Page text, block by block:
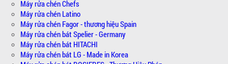
Máy rửa chén Chefs
Máy rửa chén Latino
Máy rửa chén Fagor - thương hiệu Spain
Máy rửa chén bát Spelier - Germany
Máy rửa chén bát HITACHI
Máy rửa chén bát LG - Made in Korea